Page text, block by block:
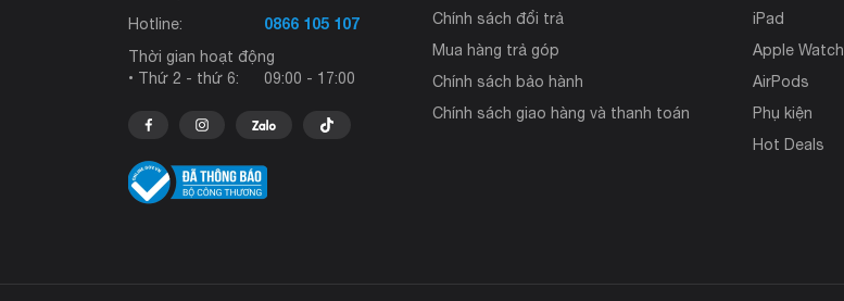
Hotline:
0866 105 107
Thời gian hoạt động
• Thứ 2 - thứ 6:
09:00 - 17:00
Chính sách đổi trả
Mua hàng trả góp
Chính sách bảo hành
Chính sách giao hàng và thanh toán
iPad
Apple Watch
AirPods
Phụ kiện
Hot Deals